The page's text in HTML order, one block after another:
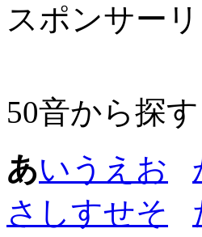
スポンサー
50音から探す
あい う え お
さ しすせそ